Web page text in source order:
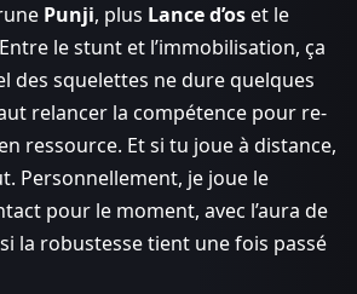
Punji, plus Lance d’oset le
le stunt et l’immobilisation, ça
des squelettes ne dure quelques
relancer la compétence pour re-
ressource. Et si tu joue à distance,
Personnellement, je joue le
pour le moment, avec l’aura de
la robustesse tient une fois passé